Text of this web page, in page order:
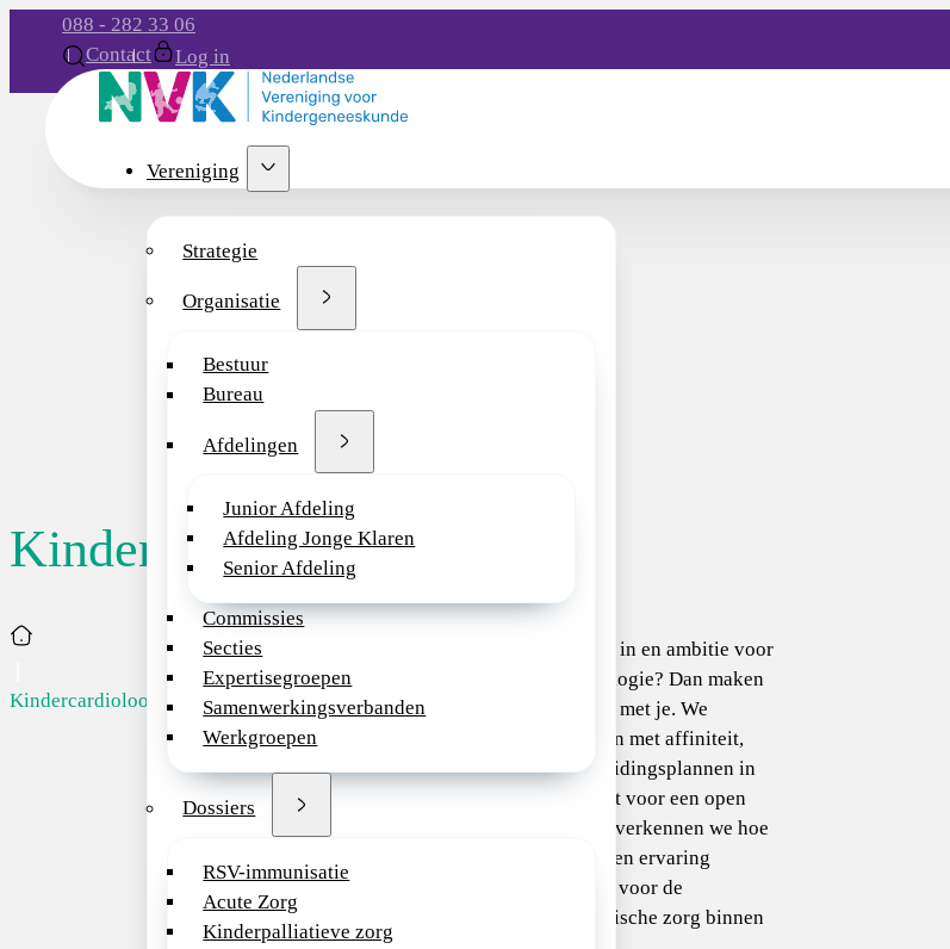
088 - 282 33 06
Contact
Log in
Vereniging
Strategie
Organisatie
Bestuur
Bureau
Afdelingen
Junior Afdeling
Afdeling Jonge Klaren
Senior Afdeling
Commissies
Secties
Expertisegroepen
Samenwerkingsverbanden
Werkgroepen
Dossiers
RSV-immunisatie
Acute Zorg
Kinderpalliatieve zorg
Kindercardioloog
Home
Kindercardioloo...
Kindercardioloog
Terug naar overzicht
Sluitingsdatum: 17/06/2026
02-06-2026
Heb jij interesse in en ambitie voor
de kindercardiologie? Dan maken
we graag kennis met je. We
nodigen iedereen met affiniteit,
ervaring of opleidingsplannen in
dit vakgebied uit voor een open
gesprek. Samen verkennen we hoe
we jouw kennis en ervaring
kunnen inzetten voor de
kindercardiologische zorg binnen